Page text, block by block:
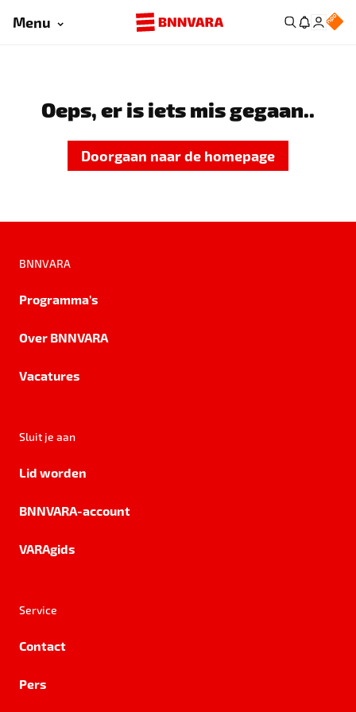
Menu
Oeps, er is iets mis gegaan..
Doorgaan naar de homepage
BNNVARA
Programma's
Over BNNVARA
Vacatures
Sluit je aan
Lid worden
BNNVARA-account
VARAgids
Service
Contact
Pers